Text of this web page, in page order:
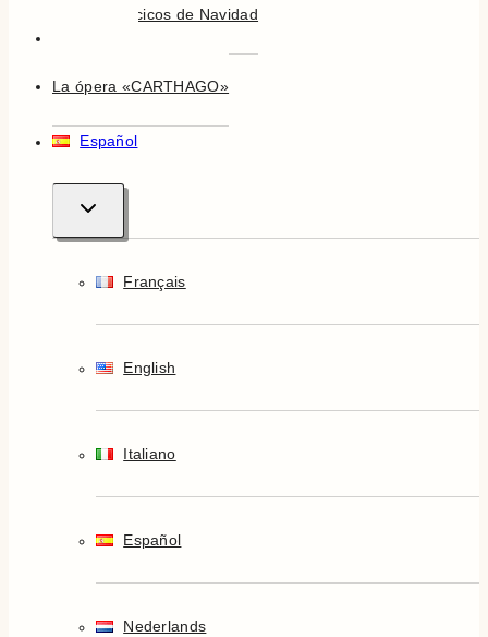
Villancicos de Navidad
La ópera «CARTHAGO»
Español
Alternar
hijo
Français
English
Italiano
Español
Nederlands